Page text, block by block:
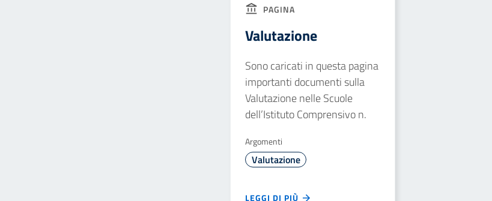
PAGINA
Valutazione
Sono caricati in questa pagina
importanti documenti sulla
Valutazione nelle Scuole
dell’Istituto Comprensivo n.
Argomenti
Valutazione
LEGGI DI PIÙ